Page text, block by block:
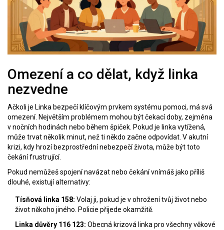
Omezení a co dělat, když linka
nezvedne
Ačkoli je Linka bezpečí klíčovým prvkem systému pomoci, má svá
omezení. Největším problémem mohou být čekací doby, zejména
v nočních hodinách nebo během špiček. Pokud je linka vytížená,
může trvat několik minut, než ti někdo začne odpovídat. V akutní
krizi, kdy hrozí bezprostřední nebezpečí života, může být toto
čekání frustrující.
Pokud nemůžeš spojení navázat nebo čekání vnímáš jako příliš
dlouhé, existují alternativy:
Tísňová linka 158: Volaj ji, pokud je v ohrožení tvůj život nebo
život někoho jiného. Policie přijede okamžitě.
Linka důvěry 116 123: Obecná krizová linka pro všechny věkové